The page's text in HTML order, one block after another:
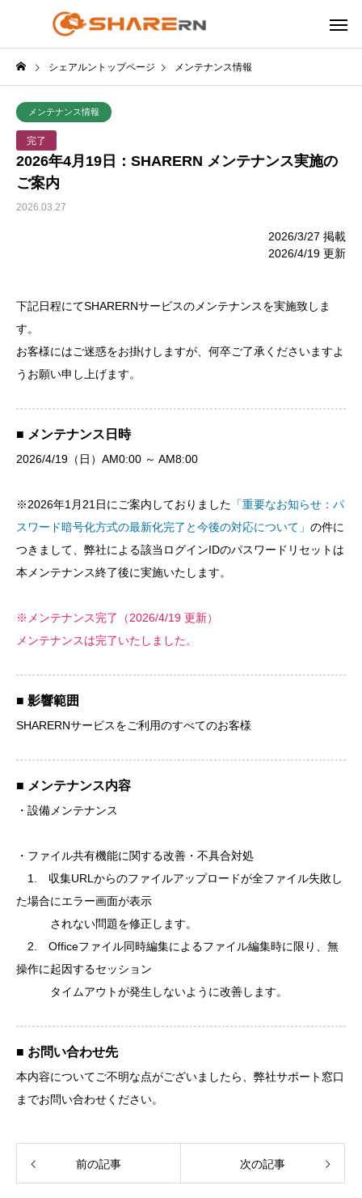
シェアルントップページ メンテナンス情報
メンテナンス情報
完了
2026年4月19日：SHARERN メンテナンス実施の
ご案内
2026.03.27
2026/3/27 掲載
2026/4/19 更新
下記日程にてSHARERNサービスのメンテナンスを実施致しま
す。
お客様にはご迷惑をお掛けしますが、何卒ご了承くださいますよ
うお願い申し上げます。
■ メンテナンス日時
2026/4/19（日）AM0:00 ～ AM8:00
※2026年1月21日にご案内しておりました 「重要なお知らせ：パ
スワード暗号化方式の最新化完了と今後の対応について」 の件に
つきまして、弊社による該当ログインIDのパスワードリセットは
本メンテナンス終了後に実施いたします。
※メンテナンス完了（2026/4/19 更新）
メンテナンスは完了いたしました。
■ 影響範囲
SHARERNサービスをご利用のすべてのお客様
■ メンテナンス内容
・設備メンテナンス
・ファイル共有機能に関する改善・不具合対処
1. 収集URLからのファイルアップロードが全ファイル失敗し
た場合にエラー画面が表示
されない問題を修正します。
2. Officeファイル同時編集によるファイル編集時に限り、無
操作に起因するセッション
タイムアウトが発生しないように改善します。
■ お問い合わせ先
本内容についてご不明な点がございましたら、弊社サポート窓口
までお問い合わせください。
前の記事 次の記事